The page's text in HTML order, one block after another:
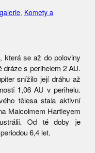
, Komety a
která se až do poloviny
dráze s perihelem 2 AU.
snížilo její dráhu až
1,06 AU v perihelu.
tělesa stala aktivní
Malcolmem Hartleyem
Od té doby je
6,4 let.